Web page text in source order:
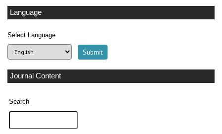
Language
Select Language
Journal Content
Search